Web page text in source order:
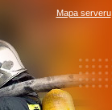
Mapa serveru